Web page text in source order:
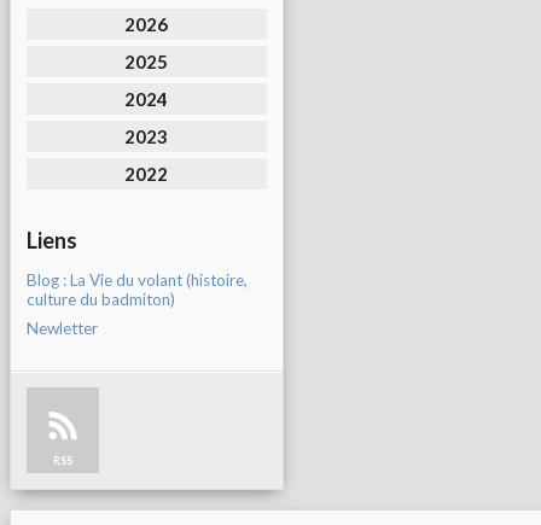
2026
2025
2024
2023
2022
Liens
Blog : La Vie du volant (histoire,
culture du badmiton)
Newletter
RSS